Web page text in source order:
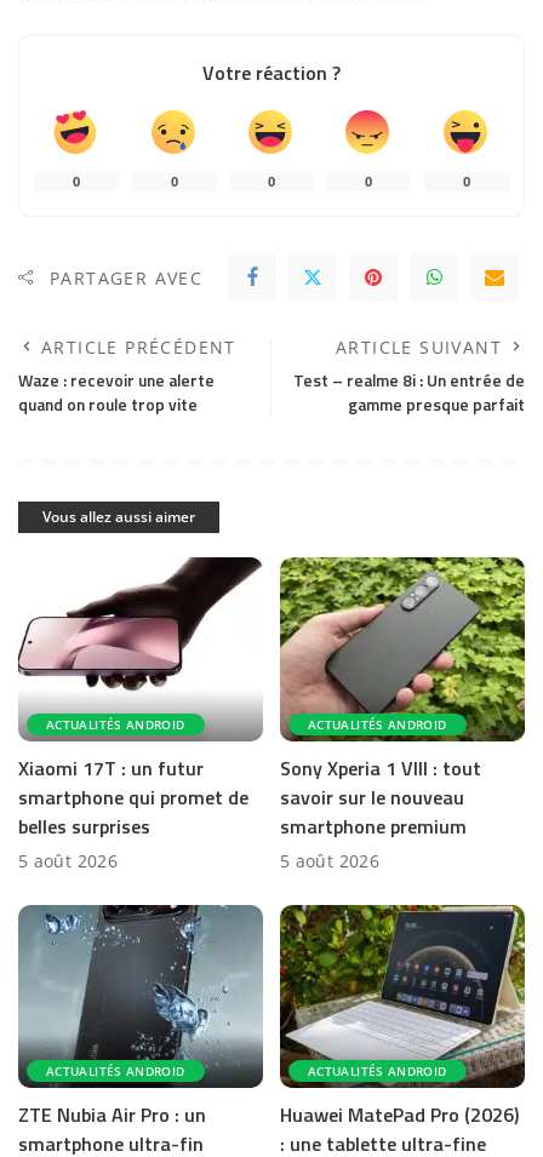
Votre réaction ?
0 0 0 0 0
PARTAGER AVEC
ARTICLE PRÉCÉDENT
Waze : recevoir une alerte
quand on roule trop vite
ARTICLE SUIVANT
Test – realme 8i : Un entrée de
gamme presque parfait
Vous allez aussi aimer
ACTUALITÉS ANDROID
Xiaomi 17T : un futur
smartphone qui promet de
belles surprises
5 août 2026
ACTUALITÉS ANDROID
Sony Xperia 1 VIII : tout
savoir sur le nouveau
smartphone premium
5 août 2026
ACTUALITÉS ANDROID
ZTE Nubia Air Pro : un
smartphone ultra-fin
ACTUALITÉS ANDROID
Huawei MatePad Pro (2026)
: une tablette ultra-fine